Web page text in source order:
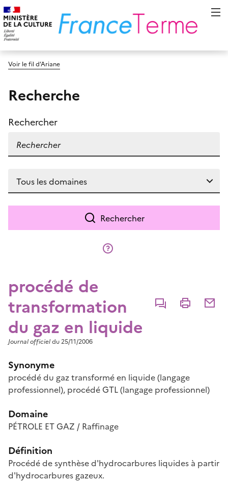
Voir le fil d’Ariane
Recherche
Rechercher
Rechercher
procédé de
transformation
du gaz en liquide
CommenterImprimer
Journal officieldu 25/11/2006
Synonyme
procédé du gaz transformé en liquide(langage
professionnel), procédé GTL(langage professionnel)
Domaine
PÉTROLE ET GAZ / Raffinage
Définition
Procédé de synthèse d'hydrocarbures liquides à partir
d'hydrocarbures gazeux.